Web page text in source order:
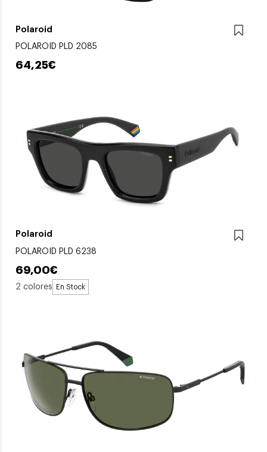
Polaroid
POLAROID PLD 2085
64,25€
Polaroid
POLAROID PLD 6238
69,00€
2 colores En Stock